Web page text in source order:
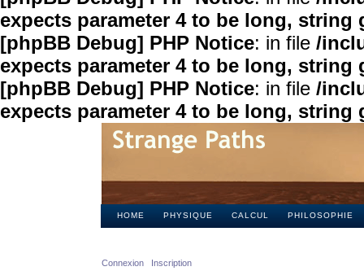
expects parameter 4 to be long, string
[phpBB Debug] PHP Notice: in file /
expects parameter 4 to be long, string
[phpBB Debug] PHP Notice: in file /
expects parameter 4 to be long, string
HOME PHYSIQUE CALCUL PHILOSOPHIE
Connexion Inscription